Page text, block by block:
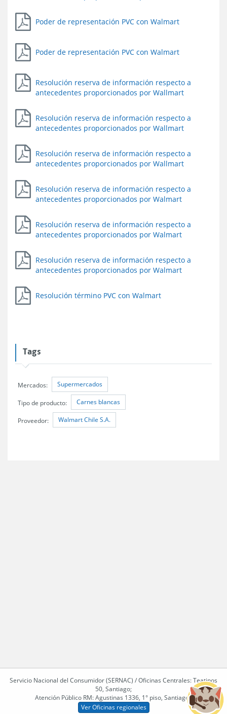
Poder de representación PVC con Walmart
Poder de representación PVC con Walmart
Resolución reserva de información respecto a
antecedentes proporcionados por Wallmart
Resolución reserva de información respecto a
antecedentes proporcionados por Wallmart
Resolución reserva de información respecto a
antecedentes proporcionados por Wallmart
Resolución reserva de información respecto a
antecedentes proporcionados por Walmart
Resolución reserva de información respecto a
antecedentes proporcionados por Walmart
Resolución reserva de información respecto a
antecedentes proporcionados por Walmart
Resolución término PVC con Walmart
Tags
Mercados: Supermercados
Tipo de producto: Carnes blancas
Proveedor: Walmart Chile S.A.
Servicio Nacional del Consumidor (SERNAC) / Oficinas Centrales: Teatinos
50, Santiago;
Atención Público RM: Agustinas 1336, 1° piso, Santiago /
Ver Oficinas regionales